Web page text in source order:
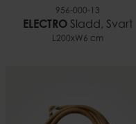
956-000-13
ELECTRO Sladd, Svart
L200xW6 cm